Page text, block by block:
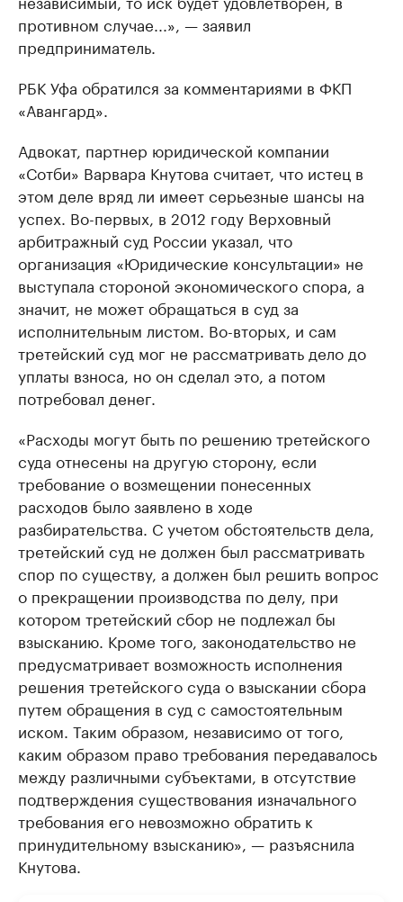
противном случае...», — заявил
предприниматель.
РБК Уфа обратился за комментариями в ФКП
«Авангард».
Адвокат, партнер юридической компании
«Сотби» Варвара Кнутова считает, что истец в
этом деле вряд ли имеет серьезные шансы на
успех. Во-первых, в 2012 году Верховный
арбитражный суд России указал, что
организация «Юридические консультации» не
выступала стороной экономического спора, а
значит, не может обращаться в суд за
исполнительным листом. Во-вторых, и сам
третейский суд мог не рассматривать дело до
уплаты взноса, но он сделал это, а потом
потребовал денег.
«Расходы могут быть по решению третейского
суда отнесены на другую сторону, если
требование о возмещении понесенных
расходов было заявлено в ходе
разбирательства. С учетом обстоятельств дела,
третейский суд не должен был рассматривать
спор по существу, а должен был решить вопрос
о прекращении производства по делу, при
котором третейский сбор не подлежал бы
взысканию. Кроме того, законодательство не
предусматривает возможность исполнения
решения третейского суда о взыскании сбора
путем обращения в суд с самостоятельным
иском. Таким образом, независимо от того,
каким образом право требования передавалось
между различными субъектами, в отсутствие
подтверждения существования изначального
требования его невозможно обратить к
принудительному взысканию», — разъяснила
Кнутова.